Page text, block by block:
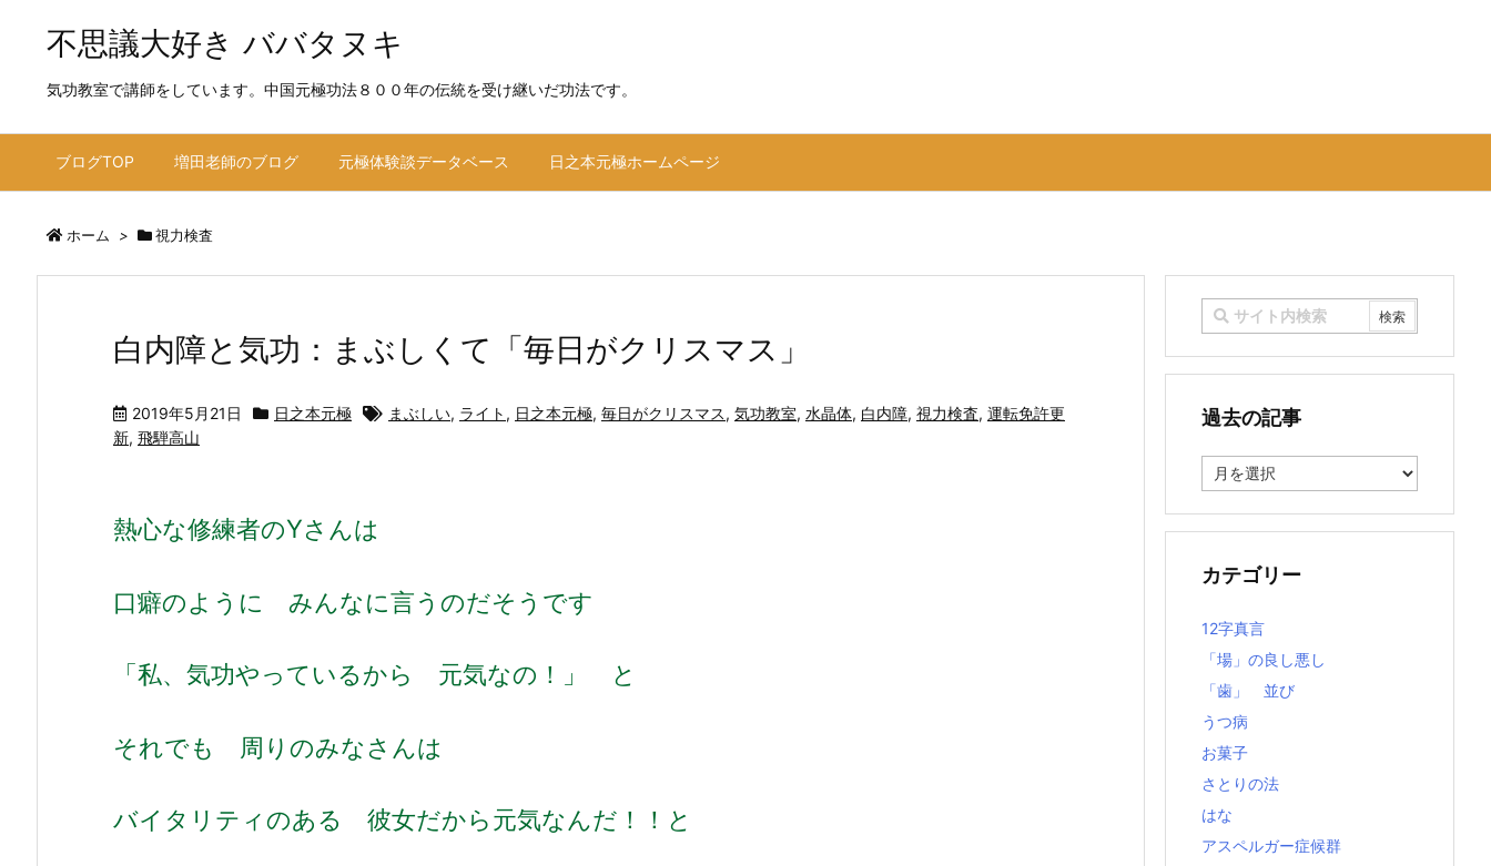
不思議大好き ババタヌキ
気功教室で講師をしています。中国元極功法８００年の伝統を受け継いだ功法です。
ブログTOP 増田老師のブログ 元極体験談データベース 日之本元極ホームページ
ホーム > 視力検査
白内障と気功：まぶしくて「毎日がクリスマス」
2019年5月21日 日之本元極 まぶしい, ライト , 日之本元極, 毎日がクリスマス, 気功教室, 水晶体, 白内障, 視力検査, 運転免許更
新, 飛騨高山
熱心な修練者のYさんは
口癖のように みんなに言うのだそうです
「私、気功やっているから 元気なの！」 と
それでも 周りのみなさんは
バイタリティのある 彼女だから元気なんだ！！と
過去の記事
去
記
カテゴリー
12字真言
「場」の良し悪し
「歯」 並び
うつ病
お菓子
さとりの法
はな
アスペルガー症候群